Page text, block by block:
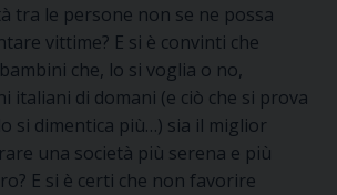
tra le persone non se ne possa
vittime? E si è convinti che
che, lo si voglia o no,
italiani di domani (e ciò che si prova
si dimentica più…) sia il miglior
una società più serena e più
E si è certi che non favorire